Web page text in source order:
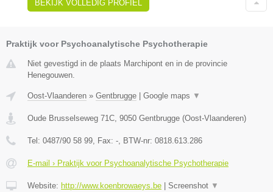
BEKIJK VOLLEDIG PROFIEL
Praktijk voor Psychoanalytische Psychotherapie
Niet gevestigd in de plaats Marchipont en in de provincie
Henegouwen.
Oost-Vlaanderen » Gentbrugge Google maps ▼
Oude Brusselseweg 71C, 9050 Gentbrugge (Oost-Vlaanderen)
Tel: 0487/90 58 99, Fax: -, BTW-nr: 0818.613.286
E-mail › Praktijk voor Psychoanalytische Psychotherapie
Website: http://www.koenbrowaeys.be Screenshot ▼